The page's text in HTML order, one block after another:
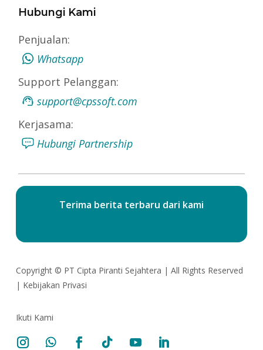
Hubungi Kami
Penjualan:
Whatsapp
Support Pelanggan:
support@cpssoft.com
Kerjasama:
Hubungi Partnership
Terima berita terbaru dari kami
Copyright © PT Cipta Piranti Sejahtera | All Rights Reserved
| Kebijakan Privasi
Ikuti Kami